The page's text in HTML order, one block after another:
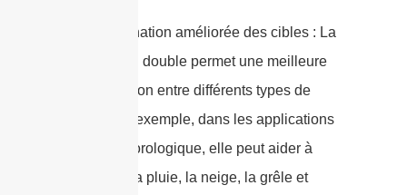
2. Discrimination améliorée des cibles : La
polarisation double permet une meilleure
discrimination entre différents types de
cibles. Par exemple, dans les applications
radar météorologique, elle peut aider à
distinguer la pluie, la neige, la grêle et